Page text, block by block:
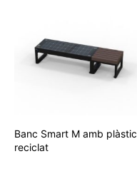
Banc Smart M amb plàstic
reciclat